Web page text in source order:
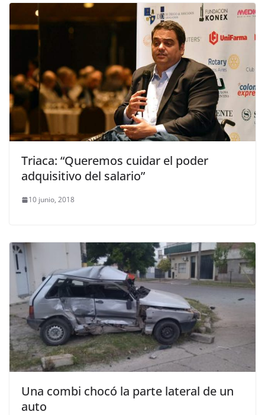
Triaca: “Queremos cuidar el poder
adquisitivo del salario”
10 junio, 2018
Una combi chocó la parte lateral de un
auto